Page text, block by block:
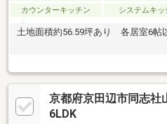
カウンターキッチン
システムキッ
土地面積約56.59坪あり 各居室6
京都府京田辺市同志社
6LDK